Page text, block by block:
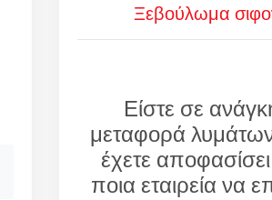
Ξεβούλωμα
Είστε σε
μεταφορά
έχετε
ποια εταιρεία να